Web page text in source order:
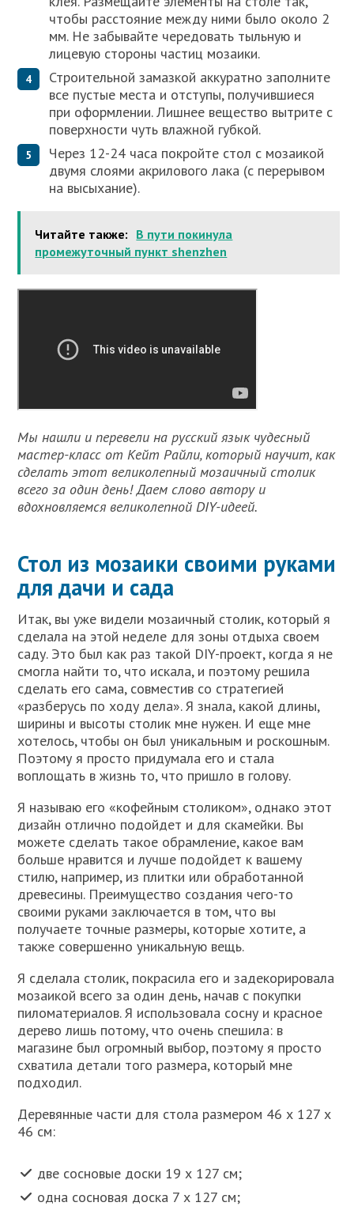
чтобы расстояние между ними было около 2
мм. Не забывайте чередовать тыльную и
лицевую стороны частиц мозаики.
Строительной замазкой аккуратно заполните
все пустые места и отступы, получившиеся
при оформлении. Лишнее вещество вытрите с
поверхности чуть влажной губкой.
Через 12-24 часа покройте стол с мозаикой
двумя слоями акрилового лака (с перерывом
на высыхание).
Читайте также: В пути покинула
промежуточный пункт shenzhen
Мы нашли и перевели на русский язык чудесный
мастер-класс от Кейт Райли, который научит, как
сделать этот великолепный мозаичный столик
всего за один день! Даем слово автору и
вдохновляемся великолепной DIY-идеей.
Стол из мозаики своими руками
для дачи и сада
Итак, вы уже видели мозаичный столик, который я
сделала на этой неделе для зоны отдыха своем
саду. Это был как раз такой DIY-проект, когда я не
смогла найти то, что искала, и поэтому решила
сделать его сама, совместив со стратегией
«разберусь по ходу дела». Я знала, какой длины,
ширины и высоты столик мне нужен. И еще мне
хотелось, чтобы он был уникальным и роскошным.
Поэтому я просто придумала его и стала
воплощать в жизнь то, что пришло в голову.
Я называю его «кофейным столиком», однако этот
дизайн отлично подойдет и для скамейки. Вы
можете сделать такое обрамление, какое вам
больше нравится и лучше подойдет к вашему
стилю, например, из плитки или обработанной
древесины. Преимущество создания чего-то
своими руками заключается в том, что вы
получаете точные размеры, которые хотите, а
также совершенно уникальную вещь.
Я сделала столик, покрасила его и задекорировала
мозаикой всего за один день, начав с покупки
пиломатериалов. Я использовала сосну и красное
дерево лишь потому, что очень спешила: в
магазине был огромный выбор, поэтому я просто
схватила детали того размера, который мне
подходил.
Деревянные части для стола размером 46 х 127 х
46 см:
две сосновые доски 19 х 127 см;
одна сосновая доска 7 х 127 см;